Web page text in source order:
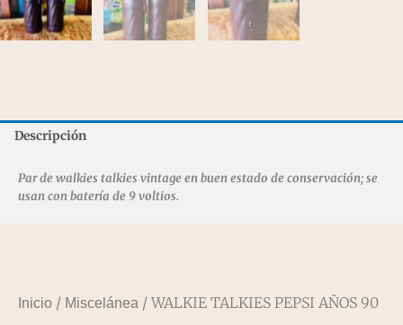
Descripción
Par de walkies talkies vintage en buen estado de conservación; se
usan con batería de 9 voltios.
Inicio / Miscelánea / WALKIE TALKIES PEPSI AÑOS 90